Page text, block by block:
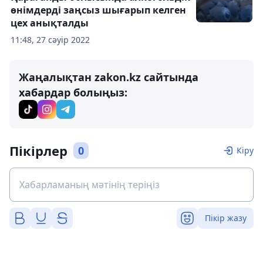
11:48, 27 сәуір 2022
өнімдерді заңсыз шығарып келген
цех анықталды
Жаңалықтан zakon.kz сайтында
хабардар болыңыз:
Пікірлер 0 Кіру
Пікір жазу